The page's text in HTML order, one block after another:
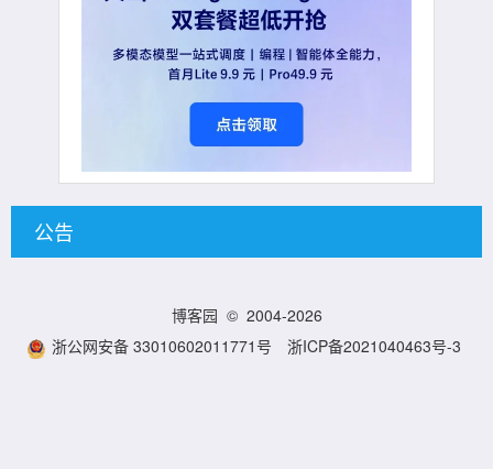
公告
博客园 © 2004-2026
浙公网安备 33010602011771号
浙ICP备2021040463号-3